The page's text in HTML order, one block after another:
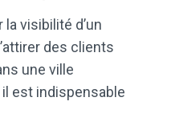
la visibilité d’un
des clients
une ville
est indispensable